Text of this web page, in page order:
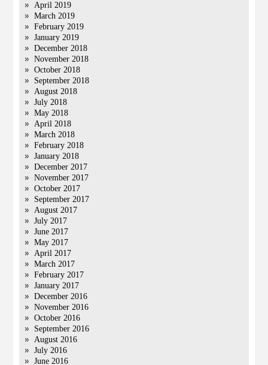
April 2019
March 2019
February 2019
January 2019
December 2018
November 2018
October 2018
September 2018
August 2018
July 2018
May 2018
April 2018
March 2018
February 2018
January 2018
December 2017
November 2017
October 2017
September 2017
August 2017
July 2017
June 2017
May 2017
April 2017
March 2017
February 2017
January 2017
December 2016
November 2016
October 2016
September 2016
August 2016
July 2016
June 2016